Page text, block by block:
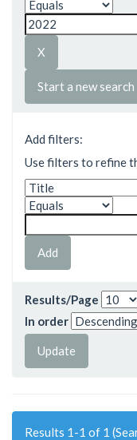
Start a new search
Add filters:
Use filters to refine
Results/Page
In order
Results 1-1 of 1